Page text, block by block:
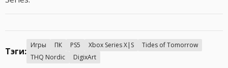
Тэги:
Игры ПК PS5 Xbox Series X|S
Tides of Tomorrow
THQ Nordic
DigixArt